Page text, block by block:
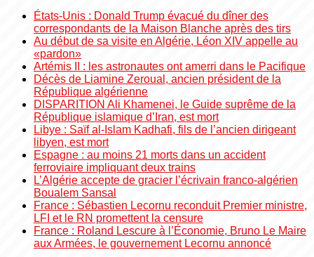
États-Unis : Donald Trump évacué du dîner des
correspondants de la Maison Blanche après des tirs
Au début de sa visite en Algérie, Léon XIV appelle au
«pardon»
Artémis II : les astronautes ont amerri dans le Pacifique
Décès de Liamine Zeroual, ancien président de la
République algérienne
DISPARITION Ali Khamenei, le Guide suprême de la
République islamique d’Iran, est mort
Libye : Saïf al-Islam Kadhafi, fils de l’ancien dirigeant
libyen, est mort
Espagne : au moins 21 morts dans un accident
ferroviaire impliquant deux trains
L’Algérie accepte de gracier l’écrivain franco-algérien
Boualem Sansal
France : Sébastien Lecornu reconduit Premier ministre,
LFI et le RN promettent la censure
France : Roland Lescure à l’Économie, Bruno Le Maire
aux Armées, le gouvernement Lecornu annoncé